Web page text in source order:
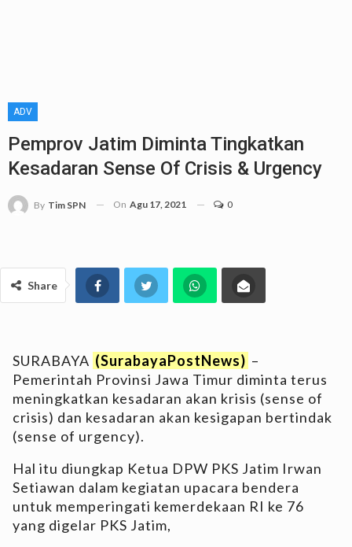
ADV
Pemprov Jatim Diminta Tingkatkan
Kesadaran Sense Of Crisis & Urgency
By Tim SPN On Agu 17, 2021 0
Share
SURABAYA (SurabayaPostNews) –
Pemerintah Provinsi Jawa Timur diminta terus
meningkatkan kesadaran akan krisis (sense of
crisis) dan kesadaran akan kesigapan bertindak
(sense of urgency).
Hal itu diungkap Ketua DPW PKS Jatim Irwan
Setiawan dalam kegiatan upacara bendera
untuk memperingati kemerdekaan RI ke 76
yang digelar PKS Jatim,